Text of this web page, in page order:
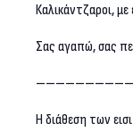
Καλικάντζαροι,
Σας αγαπώ, σας
Η διάθεση των